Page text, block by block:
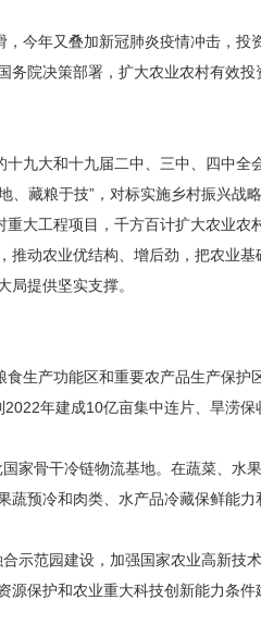
年又叠加新冠肺炎疫情冲击，投
院决策部署，扩大农业农村有效投
大和十九届二中、三中、四中全
、藏粮于技”，对标实施乡村振兴
大工程项目，千方百计扩大农业
动农业优结构、增后劲，把农业
提供坚实支撑。
生产功能区和重要农产品生产保
年建成10亿亩集中连片、旱涝保
家骨干冷链物流基地。在蔬菜、水
预冷和肉类、水产品冷藏保鲜能力
示范园建设，加强国家农业高新技
保护和农业重大科技创新能力条件